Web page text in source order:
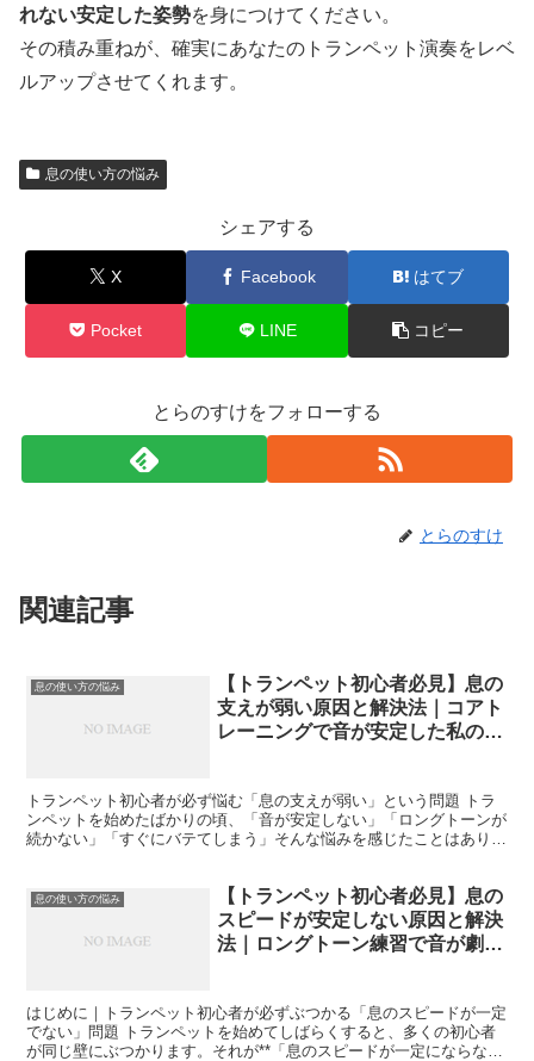
れない安定した姿勢を身につけてください。
その積み重ねが、確実にあなたのトランペット演奏をレベ
ルアップさせてくれます。
息の使い方の悩み
シェアする
X Facebook はてブ
Pocket LINE コピー
とらのすけをフォローする
とらのすけ
関連記事
息の使い方の悩み
【トランペット初心者必見】息の
支えが弱い原因と解決法｜コアト
レーニングで音が安定した私の体
トランペット初心者が必ず悩む「息の支えが弱い」という問題 トラ
ンペットを始めたばかりの頃、「音が安定しない」「ロングトーンが
続かない」「すぐにバテてしまう」そんな悩みを感じたことはありま
息の使い方の悩み
【トランペット初心者必見】息の
スピードが安定しない原因と解決
法｜ロングトーン練習で音が劇的
はじめに｜トランペット初心者が必ずぶつかる「息のスピードが一定
でない」問題 トランペットを始めてしばらくすると、多くの初心者
が同じ壁にぶつかります。それが**「息のスピードが一定にならな